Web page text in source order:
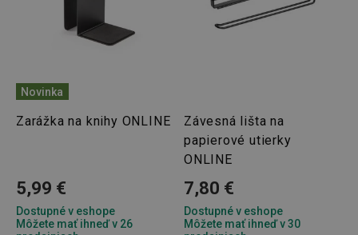
Novinka
Zarážka na knihy ONLINE
5,99 €
Dostupné v eshope
Môžete mať ihneď v 26
Závesná lišta na
papierové utierky
ONLINE
7,80 €
Dostupné v eshope
Môžete mať ihneď v 30